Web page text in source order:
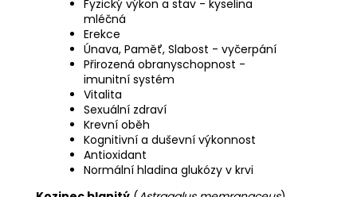
Fyzický výkon a stav - kyselina
mléčná
Erekce
Únava, Paměť, Slabost - vyčerpání
Přirozená obranyschopnost -
imunitní systém
Vitalita
Sexuální zdraví
Krevní oběh
Kognitivní a duševní výkonnost
Antioxidant
Normální hladina glukózy v krvi